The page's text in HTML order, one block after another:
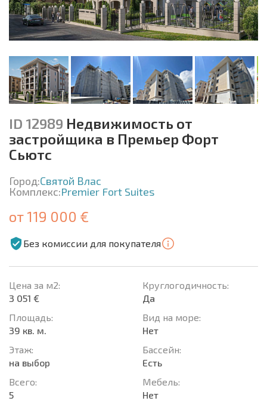
ID 12989 Недвижимость от
застройщика в Премьер Форт
Сьютс
Город:Святой Влас
Комплекс:Premier Fort Suites
от 119 000 €
Без комиссии для покупателя
Цена за м2:
3 051 €
Площадь:
39 кв. м.
Этаж:
на выбор
Всего:
5
Круглогодичность:
Да
Вид на море:
Нет
Басcейн:
Есть
Мебель:
Нет